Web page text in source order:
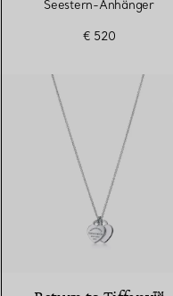
Seestern-Anhänger
€ 520